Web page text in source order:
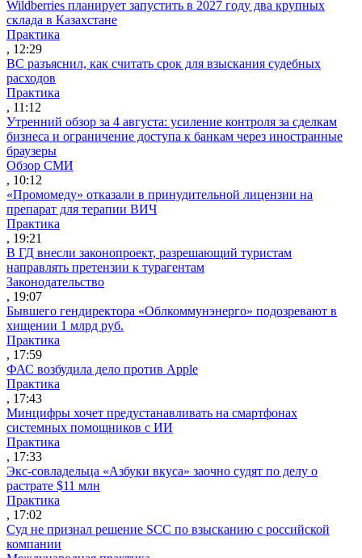
Wildberries планирует запустить в 2027 году два крупных
склада в Казахстане
Практика
, 12:29
ВС разъяснил, как считать срок для взыскания судебных
расходов
Практика
, 11:12
Утренний обзор за 4 августа: усиление контроля за сделкам
бизнеса и ограничение доступа к банкам через иностранные
браузеры
Обзор СМИ
, 10:12
«Промомеду» отказали в принудительной лицензии на
препарат для терапии ВИЧ
Практика
, 19:21
В ГД внесли законопроект, разрешающий туристам
направлять претензии к турагентам
Законодательство
, 19:07
Бывшего гендиректора «Облкоммунэнерго» подозревают в
хищении 1 млрд руб.
Практика
, 17:59
ФАС возбудила дело против Apple
Практика
, 17:43
Минцифры хочет предустанавливать на смартфонах
системных помощников с ИИ
Практика
, 17:33
Экс-совладельца «Азбуки вкуса» заочно судят по делу о
растрате $11 млн
Практика
, 17:02
Суд не признал решение SCC по взысканию с российской
компании